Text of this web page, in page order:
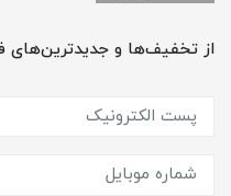
از تخفیف‌ها و جدیدترین‌های